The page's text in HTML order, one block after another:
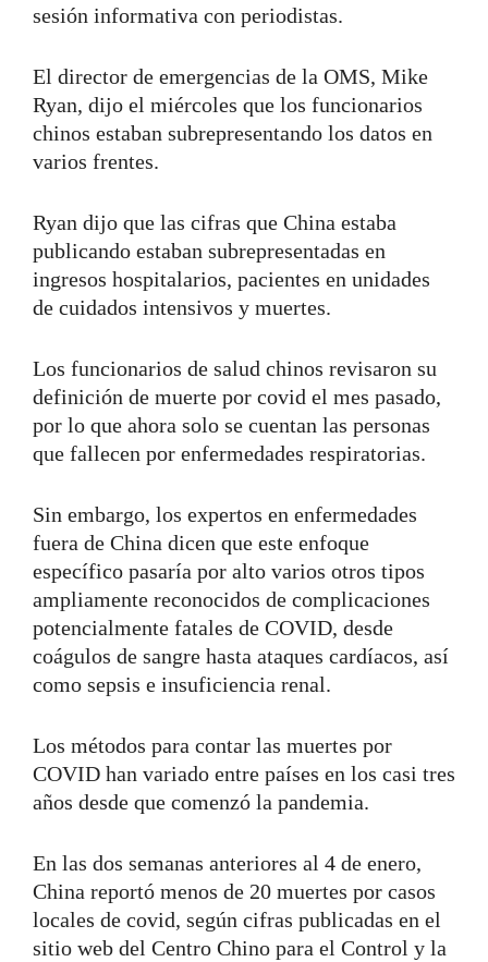
sesión informativa con periodistas.
El director de emergencias de la OMS, Mike
Ryan, dijo el miércoles que los funcionarios
chinos estaban subrepresentando los datos en
varios frentes.
Ryan dijo que las cifras que China estaba
publicando estaban subrepresentadas en
ingresos hospitalarios, pacientes en unidades
de cuidados intensivos y muertes.
Los funcionarios de salud chinos revisaron su
definición de muerte por covid el mes pasado,
por lo que ahora solo se cuentan las personas
que fallecen por enfermedades respiratorias.
Sin embargo, los expertos en enfermedades
fuera de China dicen que este enfoque
específico pasaría por alto varios otros tipos
ampliamente reconocidos de complicaciones
potencialmente fatales de COVID, desde
coágulos de sangre hasta ataques cardíacos, así
como sepsis e insuficiencia renal.
Los métodos para contar las muertes por
COVID han variado entre países en los casi tres
años desde que comenzó la pandemia.
En las dos semanas anteriores al 4 de enero,
China reportó menos de 20 muertes por casos
locales de covid, según cifras publicadas en el
sitio web del Centro Chino para el Control y la